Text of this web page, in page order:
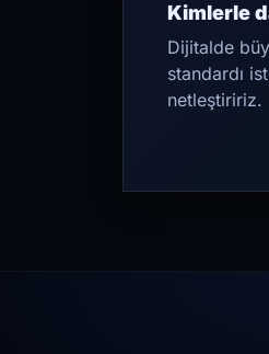
Kimlerle
Dijitalde
standardı
netleştiririz.